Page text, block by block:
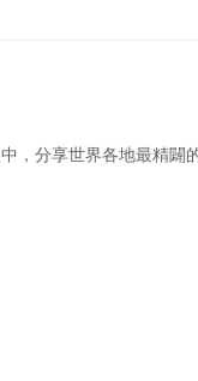
，分享世界各地最精闢